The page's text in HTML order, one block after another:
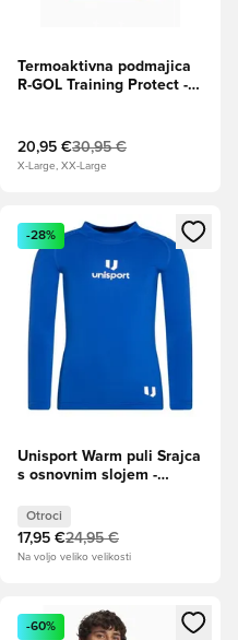
Termoaktivna podmajica
R-GOL Training Protect -
20,95 €30,95 €
X-Large, XX-Large
kot član
Odpre Modal za prijavo ali
-28%
Unisport Warm puli Srajca
s osnovnim slojem -
Otroci
17,95 €24,95 €
Na voljo veliko velikosti
kot član
Odpre Modal za prijavo ali
-60%